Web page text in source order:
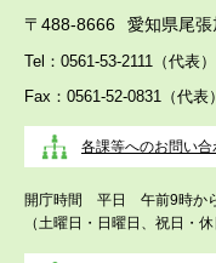
〒488-8666 愛知県尾
Tel：0561-53-2111（代表）
Fax：0561-52-0831（代表）
各課等へのお問い合
開庁時間 平日 午前9時か
（土曜日・日曜日、祝日・